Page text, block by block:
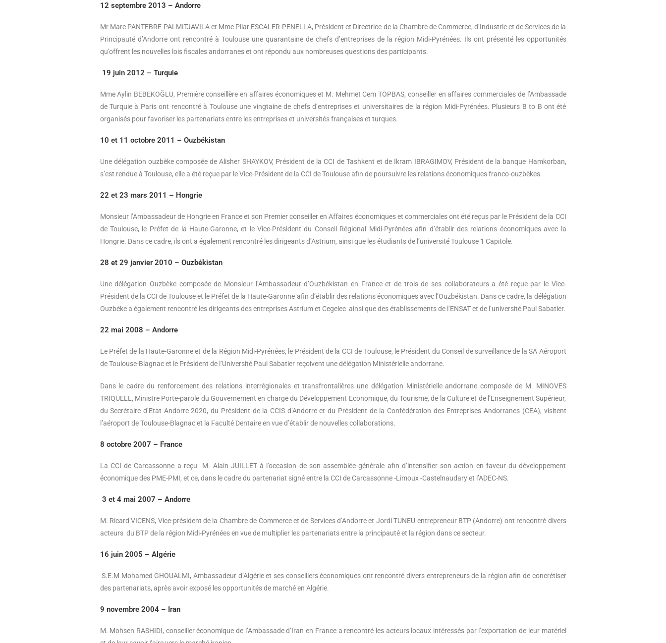
12 septembre 2013 – Andorre
Mr Marc PANTEBRE-PALMITJAVILA et Mme Pilar ESCALER-PENELLA, Président et Directrice de la Chambre de Commerce, d’Industrie et de Services de la
Principauté d’Andorre ont rencontré à Toulouse une quarantaine de chefs d’entreprises de la région Midi-Pyrénées. Ils ont présenté les opportunités
qu’offrent les nouvelles lois fiscales andorranes et ont répondu aux nombreuses questions des participants.
19 juin 2012 – Turquie
Mme Aylin BEBEKOĞLU, Première conseillère en affaires économiques et M. Mehmet Cem TOPBAS, conseiller en affaires commerciales de l’Ambassade
de Turquie à Paris ont rencontré à Toulouse une vingtaine de chefs d’entreprises et universitaires de la région Midi-Pyrénées. Plusieurs B to B ont été
organisés pour favoriser les partenariats entre les entreprises et universités françaises et turques.
10 et 11 octobre 2011 – Ouzbékistan
Une délégation ouzbèke composée de Alisher SHAYKOV, Président de la CCI de Tashkent et de Ikram IBRAGIMOV, Président de la banque Hamkorban,
s’est rendue à Toulouse, elle a été reçue par le Vice-Président de la CCI de Toulouse afin de poursuivre les relations économiques franco-ouzbèkes.
22 et 23 mars 2011 – Hongrie
Monsieur l’Ambassadeur de Hongrie en France et son Premier conseiller en Affaires économiques et commerciales ont été reçus par le Président de la CCI
de Toulouse, le Préfet de la Haute-Garonne, et le Vice-Président du Conseil Régional Midi-Pyrénées afin d’établir des relations économiques avec la
Hongrie. Dans ce cadre, ils ont a également rencontré les dirigeants d’Astrium, ainsi que les étudiants de l’université Toulouse 1 Capitole.
28 et 29 janvier 2010 – Ouzbékistan
Une délégation Ouzbèke composée de Monsieur l’Ambassadeur d’Ouzbékistan en France et de trois de ses collaborateurs a été reçue par le Vice-
Président de la CCI de Toulouse et le Préfet de la Haute-Garonne afin d’établir des relations économiques avec l’Ouzbékistan. Dans ce cadre, la délégation
Ouzbèke a également rencontré les dirigeants des entreprises Astrium et Cegelec ainsi que des établissements de l’ENSAT et de l’université Paul Sabatier.
22 mai 2008 – Andorre
Le Préfet de la Haute-Garonne et de la Région Midi-Pyrénées, le Président de la CCI de Toulouse, le Président du Conseil de surveillance de la SA Aéroport
de Toulouse-Blagnac et le Président de l’Université Paul Sabatier reçoivent une délégation Ministérielle andorrane.
Dans le cadre du renforcement des relations interrégionales et transfrontalières une délégation Ministérielle andorrane composée de M. MINOVES
TRIQUELL, Ministre Porte-parole du Gouvernement en charge du Développement Economique, du Tourisme, de la Culture et de l’Enseignement Supérieur,
du Secrétaire d’Etat Andorre 2020, du Président de la CCIS d’Andorre et du Président de la Confédération des Entreprises Andorranes (CEA), visitent
l’aéroport de Toulouse-Blagnac et la Faculté Dentaire en vue d’établir de nouvelles collaborations.
8 octobre 2007 – France
La CCI de Carcassonne a reçu M. Alain JUILLET à l’occasion de son assemblée générale afin d’intensifier son action en faveur du développement
économique des PME-PMI, et ce, dans le cadre du partenariat signé entre la CCI de Carcassonne -Limoux -Castelnaudary et l’ADEC-NS.
3 et 4 mai 2007 – Andorre
M. Ricard VICENS, Vice-président de la Chambre de Commerce et de Services d’Andorre et Jordi TUNEU entrepreneur BTP (Andorre) ont rencontré divers
acteurs du BTP de la région Midi-Pyrénées en vue de multiplier les partenariats entre la principauté et la région dans ce secteur.
16 juin 2005 – Algérie
S.E.M Mohamed GHOUALMI, Ambassadeur d’Algérie et ses conseillers économiques ont rencontré divers entrepreneurs de la région afin de concrétiser
des partenariats, après avoir exposé les opportunités de marché en Algérie.
9 novembre 2004 – Iran
M. Mohsen RASHIDI, conseiller économique de l’Ambassade d’Iran en France a rencontré les acteurs locaux intéressés par l’exportation de leur matériel